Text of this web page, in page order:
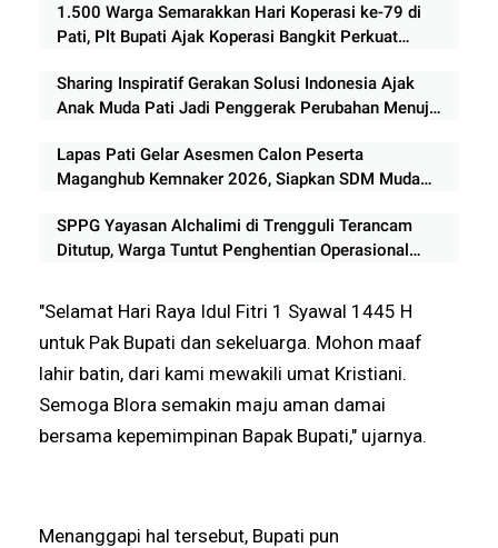
1.500 Warga Semarakkan Hari Koperasi ke-79 di
Pati, Plt Bupati Ajak Koperasi Bangkit Perkuat
Sharing Inspiratif Gerakan Solusi Indonesia Ajak
Anak Muda Pati Jadi Penggerak Perubahan Menuju
Lapas Pati Gelar Asesmen Calon Peserta
Maganghub Kemnaker 2026, Siapkan SDM Muda
SPPG Yayasan Alchalimi di Trengguli Terancam
Ditutup, Warga Tuntut Penghentian Operasional
"Selamat Hari Raya Idul Fitri 1 Syawal 1445 H
untuk Pak Bupati dan sekeluarga. Mohon maaf
lahir batin, dari kami mewakili umat Kristiani.
Semoga Blora semakin maju aman damai
bersama kepemimpinan Bapak Bupati," ujarnya.
Menanggapi hal tersebut, Bupati pun